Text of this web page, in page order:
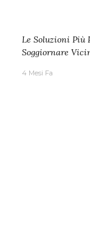
Le Soluzioni Più
Soggiornare
4 Mesi Fa